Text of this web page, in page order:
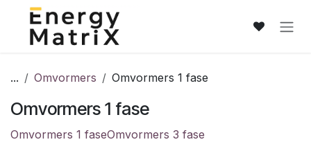
Overslaan naar inhoud
... Omvormers Omvormers 1 fase
Omvormers 1 fase
Omvormers 1 faseOmvormers 3 fase